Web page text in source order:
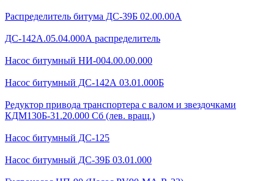
Распределитель битума ДС-39Б 02.00.00А
ДС-142А.05.04.000А распределитель
Насос битумный НИ-004.00.00.000
Насос битумный ДС-142А 03.01.000Б
Редуктор привода транспортера с валом и звездочками
КДМ130Б-31.20.000 Сб (лев. вращ.)
Насос битумный ДС-125
Насос битумный ДС-39Б 03.01.000